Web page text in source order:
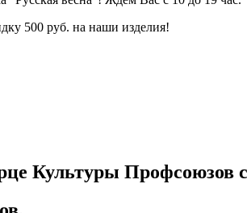
500 руб. на наши изделия!
Культуры Профсоюзов